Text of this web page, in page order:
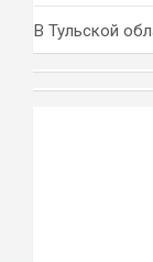
В Тульской